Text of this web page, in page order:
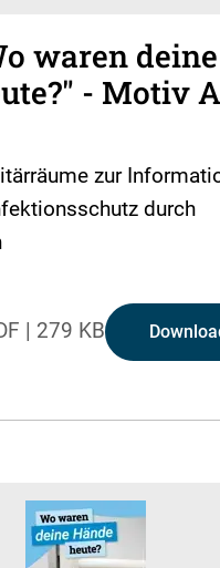
waren deine
- Motiv
zur
durch
| 279 KB